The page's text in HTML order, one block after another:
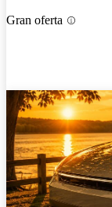
Gran oferta